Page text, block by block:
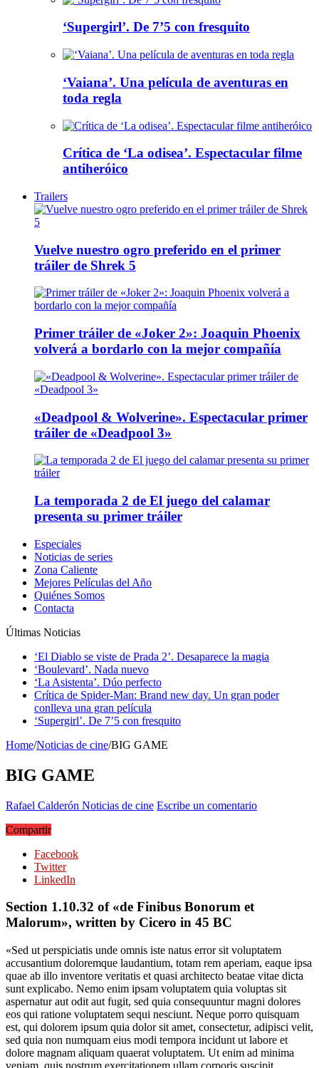
‘Supergirl’. De 7’5 con fresquito
‘Vaiana’. Una película de aventuras en
toda regla
Crítica de ‘La odisea’. Espectacular filme
antiheróico
Trailers
Vuelve nuestro ogro preferido en el primer
tráiler de Shrek 5
Primer tráiler de «Joker 2»: Joaquin Phoenix
volverá a bordarlo con la mejor compañía
«Deadpool & Wolverine». Espectacular primer
tráiler de «Deadpool 3»
La temporada 2 de El juego del calamar
presenta su primer tráiler
Especiales
Noticias de series
Zona Caliente
Mejores Películas del Año
Quiénes Somos
Contacta
Últimas Noticias
‘El Diablo se viste de Prada 2’. Desaparece la magia
‘Boulevard’. Nada nuevo
‘La Asistenta’. Dúo perfecto
Crítica de Spider-Man: Brand new day. Un gran poder
conlleva una gran película
‘Supergirl’. De 7’5 con fresquito
Home/Noticias de cine/BIG GAME
BIG GAME
Rafael Calderón Noticias de cine Escribe un comentario
Compartir
Facebook
Twitter
LinkedIn
Section 1.10.32 of «de Finibus Bonorum et
Malorum», written by Cicero in 45 BC
«Sed ut perspiciatis unde omnis iste natus error sit voluptatem
accusantium doloremque laudantium, totam rem aperiam, eaque ipsa
quae ab illo inventore veritatis et quasi architecto beatae vitae dicta
sunt explicabo. Nemo enim ipsam voluptatem quia voluptas sit
aspernatur aut odit aut fugit, sed quia consequuntur magni dolores
eos qui ratione voluptatem sequi nesciunt. Neque porro quisquam
est, qui dolorem ipsum quia dolor sit amet, consectetur, adipisci velit,
sed quia non numquam eius modi tempora incidunt ut labore et
dolore magnam aliquam quaerat voluptatem. Ut enim ad minima
veniam, quis nostrum exercitationem ullam corporis suscipit